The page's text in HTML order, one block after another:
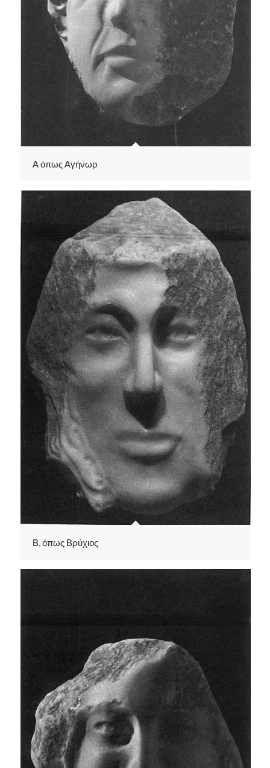
Α όπως Αγήνωρ
Β, όπως Βρύχιος